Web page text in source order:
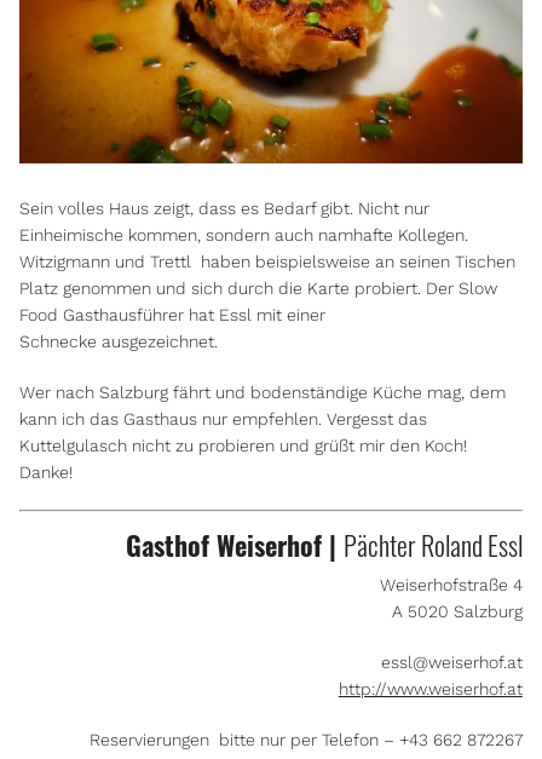
Sein volles Haus zeigt, dass es Bedarf gibt. Nicht nur
Einheimische kommen, sondern auch namhafte Kollegen.
Witzigmann und Trettl haben beispielsweise an seinen Tischen
Platz genommen und sich durch die Karte probiert. Der Slow
Food Gasthausführer hat Essl mit einer
Schnecke ausgezeichnet.
Wer nach Salzburg fährt und bodenständige Küche mag, dem
kann ich das Gasthaus nur empfehlen. Vergesst das
Kuttelgulasch nicht zu probieren und grüßt mir den Koch!
Danke!
Gasthof Weiserhof | Pächter Roland Essl
Weiserhofstraße 4
A 5020 Salzburg
essl@weiserhof.at
http://www.weiserhof.at
Reservierungen bitte nur per Telefon – +43 662 872267